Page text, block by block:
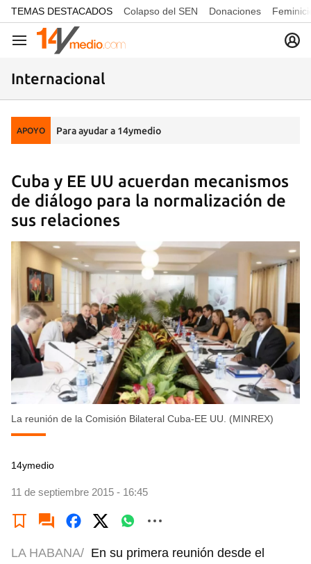
common.go-to-content
TEMAS DESTACADOS Colapso del SEN Donaciones
Navegación
Internacional
APOYO Para ayudar a 14ymedio
Cuba y EE UU acuerdan mecanismos
de diálogo para la normalización de
sus relaciones
La reunión de la Comisión Bilateral Cuba-EE UU. (MINREX)
14ymedio
11 de septiembre 2015 - 16:45
LA HABANA/ En su primera reunión desde el